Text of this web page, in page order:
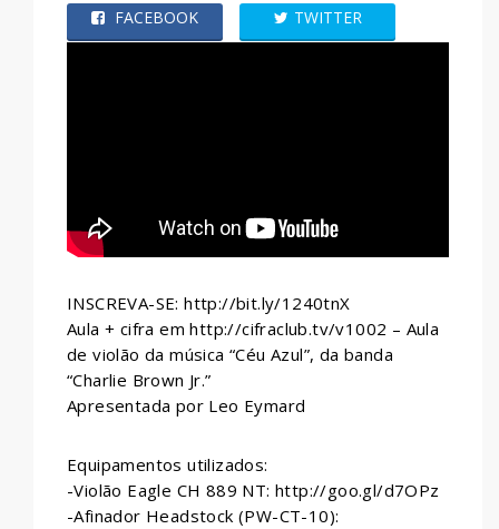
FACEBOOK TWITTER
INSCREVA-SE: http://bit.ly/1240tnX
Aula + cifra em http://cifraclub.tv/v1002 – Aula
de violão da música “Céu Azul”, da banda
“Charlie Brown Jr.”
Apresentada por Leo Eymard
Equipamentos utilizados:
-Violão Eagle CH 889 NT: http://goo.gl/d7OPz
-Afinador Headstock (PW-CT-10):